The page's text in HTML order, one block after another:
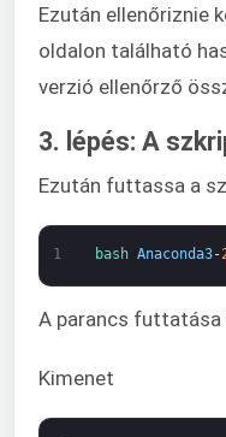
Ezután ellenőriznie
oldalon található
verzió ellenőrző
3. lépés: A
Ezután futtassa a
1 bash Anaconda3-
A parancs futtatása
Kimenet